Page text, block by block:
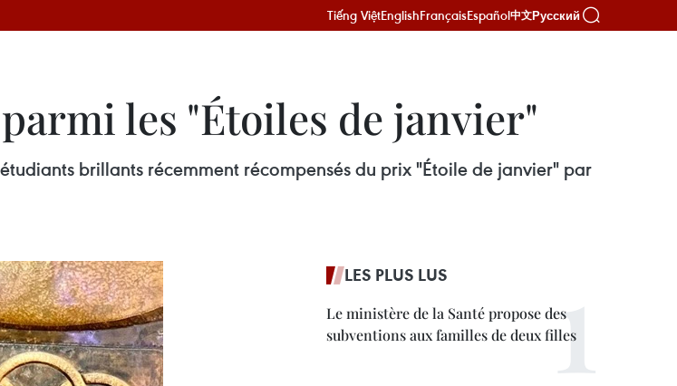
Tiếng ViệtEnglishFrançaisEspañol中文Русский
les "Étoiles de janvier"
brillants récemment récompensés du prix "Étoile de janvier" par
LES PLUS LUS
Le ministère de la Santé propose des
subventions aux familles de deux filles